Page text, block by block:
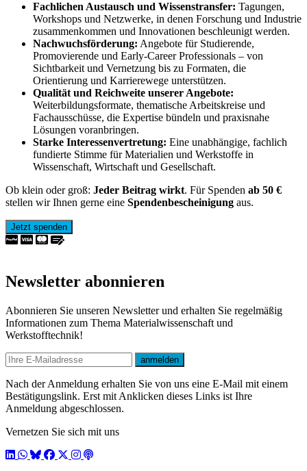
Fachlichen Austausch und Wissenstransfer: Tagungen,
Workshops und Netzwerke, in denen Forschung und Industrie
zusammenkommen und Innovationen beschleunigt werden.
Nachwuchsförderung: Angebote für Studierende,
Promovierende und Early-Career Professionals – von
Sichtbarkeit und Vernetzung bis zu Formaten, die
Orientierung und Karrierewege unterstützen.
Qualität und Reichweite unserer Angebote:
Weiterbildungsformate, thematische Arbeitskreise und
Fachausschüsse, die Expertise bündeln und praxisnahe
Lösungen voranbringen.
Starke Interessenvertretung: Eine unabhängige, fachlich
fundierte Stimme für Materialien und Werkstoffe in
Wissenschaft, Wirtschaft und Gesellschaft.
Ob klein oder groß: Jeder Beitrag wirkt. Für Spenden ab 50 €
stellen wir Ihnen gerne eine Spendenbescheinigung aus.
Jetzt spenden
Newsletter abonnieren
Abonnieren Sie unseren Newsletter und erhalten Sie regelmäßig
Informationen zum Thema Materialwissenschaft und
Werkstofftechnik!
E-mail
anmelden
Nach der Anmeldung erhalten Sie von uns eine E-Mail mit einem
Bestätigungslink. Erst mit Anklicken dieses Links ist Ihre
Anmeldung abgeschlossen.
Vernetzen Sie sich mit uns
LinkedIn
WhatsApp
BlueSky
Facebook
X / Twitter
Instagram
Podcast